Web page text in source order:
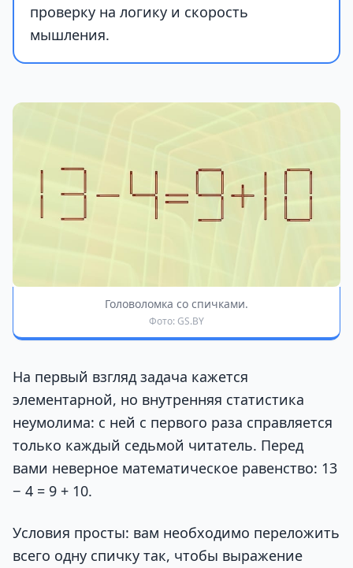
проверку на логику и скорость
мышления.
Головоломка со спичками.
Фото: GS.BY
На первый взгляд задача кажется
элементарной, но внутренняя статистика
неумолима: с ней с первого раза справляется
только каждый седьмой читатель. Перед
вами неверное математическое равенство: 13
− 4 = 9 + 10.
Условия просты: вам необходимо переложить
всего одну спичку так, чтобы выражение